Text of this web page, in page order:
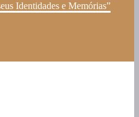
Identidades e Memórias”